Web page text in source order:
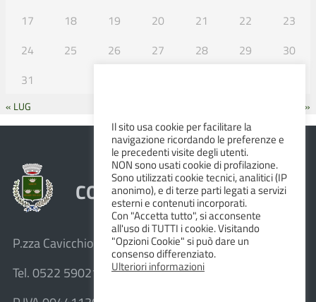
17
18 19 20 21 22
23
24
25 26 27 28 29
30
31
« LUG SET »
COMUNE DI ALBINEA
P.zza Cavicchioni, 8 – 42020 Albinea (R.E.)
Tel. 0522 590211 – Fax 0522 590236
Il sito usa cookie per facilitare la
navigazione ricordando le preferenze e
le precedenti visite degli utenti.
NON sono usati cookie di profilazione.
Sono utilizzati cookie tecnici, analitici (IP
anonimo), e di terze parti legati a servizi
esterni e contenuti incorporati.
Con "Accetta tutto", si acconsente
all'uso di TUTTI i cookie. Visitando
"Opzioni Cookie" si può dare un
consenso differenziato.
Ulteriori informazioni